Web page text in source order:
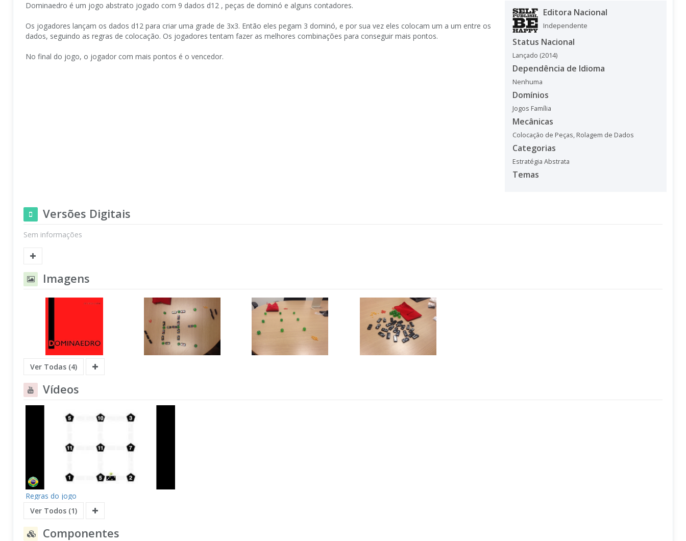
Dominaedro é um jogo abstrato jogado com 9 dados d12 , peças de dominó e alguns contadores.
Os jogadores lançam os dados d12 para criar uma grade de 3x3. Então eles pegam 3 dominó, e por sua vez eles colocam um a um entre os
dados, seguindo as regras de colocação. Os jogadores tentam fazer as melhores combinações para conseguir mais pontos.
No final do jogo, o jogador com mais pontos é o vencedor.
Editora Nacional
Independente
Status Nacional
Lançado (2014)
Dependência de Idioma
Nenhuma
Domínios
Jogos Família
Mecânicas
Colocação de Peças, Rolagem de Dados
Categorias
Estratégia Abstrata
Temas
Versões Digitais
Sem informações
Imagens
Ver Todas (4)
Vídeos
Regras do jogo
Ver Todos (1)
Componentes